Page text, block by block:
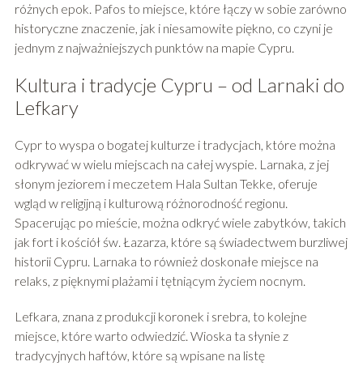
różnych epok. Pafos to miejsce, które łączy w sobie zarówno
historyczne znaczenie, jak i niesamowite piękno, co czyni je
jednym z najważniejszych punktów na mapie Cypru.
Kultura i tradycje Cypru – od Larnaki do
Lefkary
Cypr to wyspa o bogatej kulturze i tradycjach, które można
odkrywać w wielu miejscach na całej wyspie. Larnaka, z jej
słonym jeziorem i meczetem Hala Sultan Tekke, oferuje
wgląd w religijną i kulturową różnorodność regionu.
Spacerując po mieście, można odkryć wiele zabytków, takich
jak fort i kościół św. Łazarza, które są świadectwem burzliwej
historii Cypru. Larnaka to również doskonałe miejsce na
relaks, z pięknymi plażami i tętniącym życiem nocnym.
Lefkara, znana z produkcji koronek i srebra, to kolejne
miejsce, które warto odwiedzić. Wioska ta słynie z
tradycyjnych haftów, które są wpisane na listę